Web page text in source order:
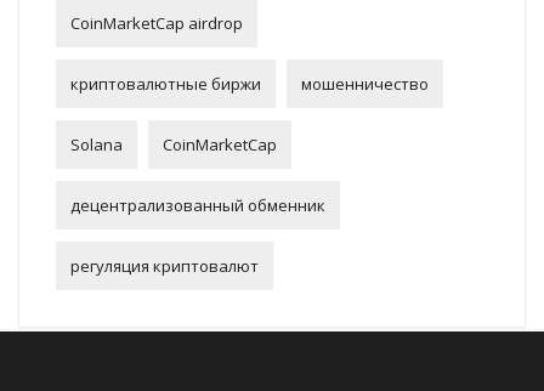
CoinMarketCap airdrop
криптовалютные биржи мошенничество
Solana CoinMarketCap
децентрализованный обменник
регуляция криптовалют